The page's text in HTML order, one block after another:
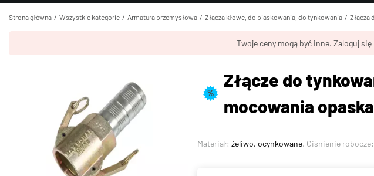
Strona główna Wszystkie kategorie Armatura przemysłowa Złącza kłowe, do piaskowania, do tynkowania Złącza
Twoje ceny mogą być inne. Zaloguj się
%
Złącze do
mocowania
Materiał: żeliwo, ocynkowane. Ciśnienie robocze: